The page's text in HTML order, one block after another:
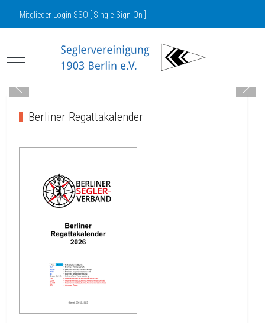
Mitglieder-Login SSO [ Single-Sign-On ]
Mobile Menu Toggle
Berliner Regattakalender